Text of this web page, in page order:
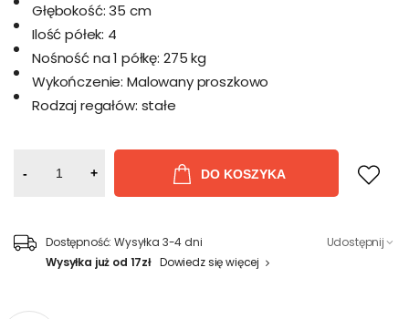
Głębokość: 35 cm
Ilość półek: 4
Nośność na 1 półkę: 275 kg
Wykończenie: Malowany proszkowo
Rodzaj regałów: stałe
- + DO KOSZYKA
Dostępność: Wysyłka 3-4 dni
Wysyłka już od 17zł Dowiedz się więcej
Udostępnij